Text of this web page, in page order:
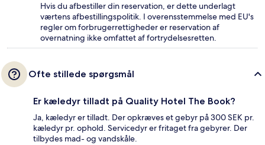
Hvis du afbestiller din reservation, er dette underlagt
værtens afbestillingspolitik. I overensstemmelse med EU's
regler om forbrugerrettigheder er reservation af
overnatning ikke omfattet af fortrydelsesretten.
Ofte stillede spørgsmål
Er kæledyr tilladt på Quality Hotel The Book?
Ja, kæledyr er tilladt. Der opkræves et gebyr på 300 SEK pr.
kæledyr pr. ophold. Servicedyr er fritaget fra gebyrer. Der
tilbydes mad- og vandskåle.